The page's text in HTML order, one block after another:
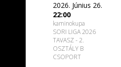
2026. Június 26.
22:00
kaminokupa
SORI LIGA 2026
TAVASZ - 2.
OSZTÁLY B
CSOPORT